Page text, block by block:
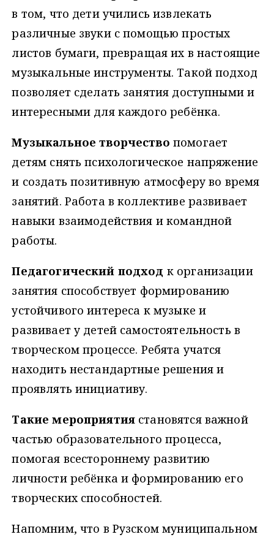
в том, что дети учились извлекать
различные звуки с помощью простых
листов бумаги, превращая их в настоящие
музыкальные инструменты. Такой подход
позволяет сделать занятия доступными и
интересными для каждого ребёнка.
Музыкальное творчество помогает
детям снять психологическое напряжение
и создать позитивную атмосферу во время
занятий. Работа в коллективе развивает
навыки взаимодействия и командной
работы.
Педагогический подход к организации
занятия способствует формированию
устойчивого интереса к музыке и
развивает у детей самостоятельность в
творческом процессе. Ребята учатся
находить нестандартные решения и
проявлять инициативу.
Такие мероприятия становятся важной
частью образовательного процесса,
помогая всестороннему развитию
личности ребёнка и формированию его
творческих способностей.
Напомним, что в Рузском муниципальном